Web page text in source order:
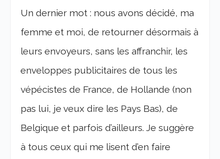
Un dernier mot : nous avons décidé, ma
femme et moi, de retourner désormais à
leurs envoyeurs, sans les affranchir, les
enveloppes publicitaires de tous les
vépécistes de France, de Hollande (non
pas lui, je veux dire les Pays Bas), de
Belgique et parfois d’ailleurs. Je suggère
à tous ceux qui me lisent d’en faire